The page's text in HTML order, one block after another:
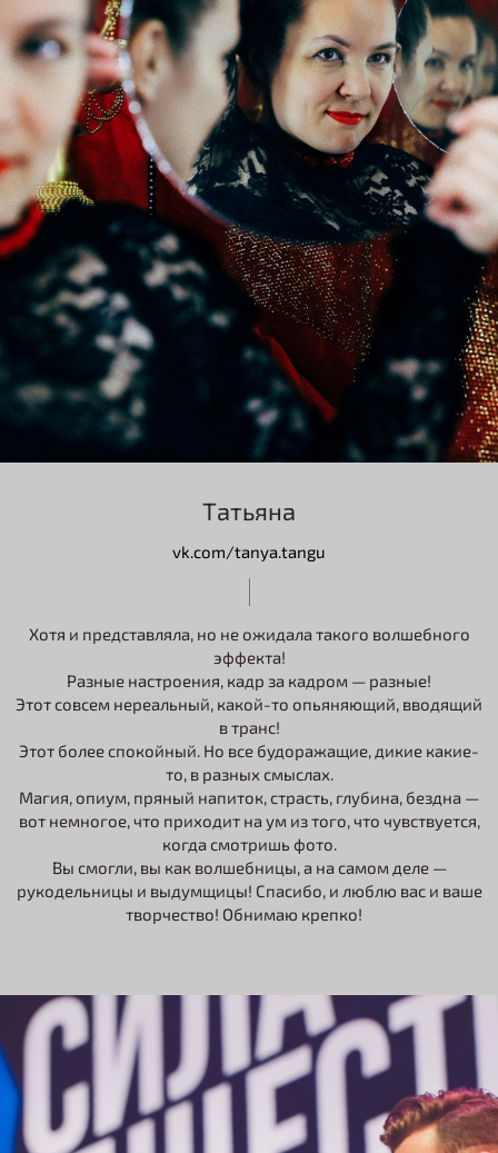
Татьяна
vk.com/tanya.tangu
Хотя и представляла, но не ожидала такого волшебного
эффекта!
Разные настроения, кадр за кадром — разные!
Этот совсем нереальный, какой-то опьяняющий, вводящий
в транс!
Этот более спокойный. Но все будоражащие, дикие какие-
то, в разных смыслах.
Магия, опиум, пряный напиток, страсть, глубина, бездна —
вот немногое, что приходит на ум из того, что чувствуется,
когда смотришь фото.
Вы смогли, вы как волшебницы, а на самом деле —
рукодельницы и выдумщицы! Спасибо, и люблю вас и ваше
творчество! Обнимаю крепко!